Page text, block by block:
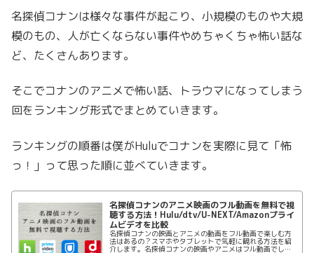
名探偵コナンは様々な事件が起こり、小規模のものや大規
模のもの、人が亡くならない事件やめちゃくちゃ怖い話な
ど、たくさんあります。
そこでコナンのアニメで怖い話、トラウマになってしまう
回をランキング形式でまとめていきます。
ランキングの順番は僕がHuluでコナンを実際に見て「怖
っ！」って思った順に並べていきます。
名探偵コナンのアニメ映画のフル動画を無料で視
聴する方法！Hulu/dtv/U-NEXT/Amazonプライ
ムビデオを比較
名探偵コナンの映画とアニメの動画をフル動画で楽しむ方
法はあるの？スマホやタブレットで気軽に観れる方法を紹
介します。名探偵コナンの映画やアニメはフル動画でしか